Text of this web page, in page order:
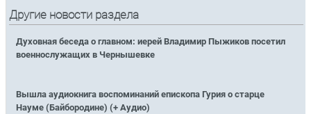
Другие новости раздела
Духовная беседа о главном: иерей Владимир Пыжиков посетил
военнослужащих в Чернышевке
Вышла аудиокнига воспоминаний епископа Гурия о старце
Науме (Байбородине) (+ Аудио)